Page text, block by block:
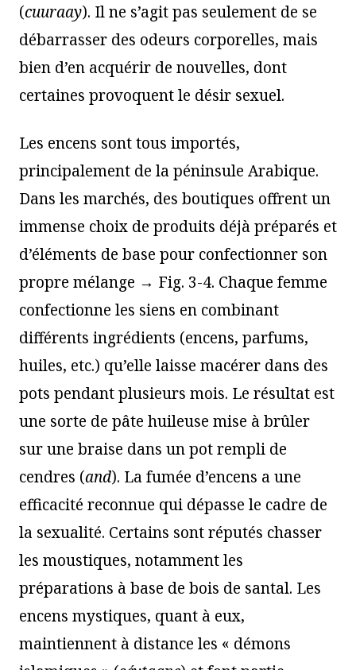
(cuuraay). Il ne s’agit pas seulement de se
débarrasser des odeurs corporelles, mais
bien d’en acquérir de nouvelles, dont
certaines provoquent le désir sexuel.
Les encens sont tous importés,
principalement de la péninsule Arabique.
Dans les marchés, des boutiques offrent un
immense choix de produits déjà préparés et
d’éléments de base pour confectionner son
propre mélange → Fig. 3-4. Chaque femme
confectionne les siens en combinant
différents ingrédients (encens, parfums,
huiles, etc.) qu’elle laisse macérer dans des
pots pendant plusieurs mois. Le résultat est
une sorte de pâte huileuse mise à brûler
sur une braise dans un pot rempli de
cendres (and). La fumée d’encens a une
efficacité reconnue qui dépasse le cadre de
la sexualité. Certains sont réputés chasser
les moustiques, notamment les
préparations à base de bois de santal. Les
encens mystiques, quant à eux,
maintiennent à distance les « démons